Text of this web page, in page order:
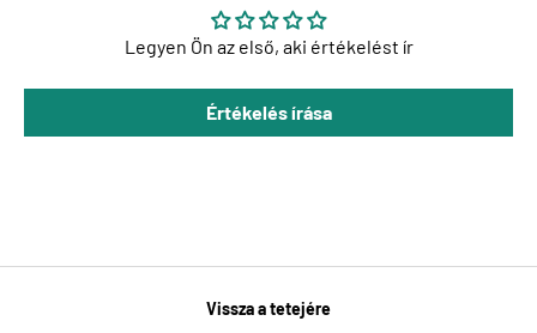
Legyen Ön az első, aki értékelést ír
Értékelés írása
Vissza a tetejére